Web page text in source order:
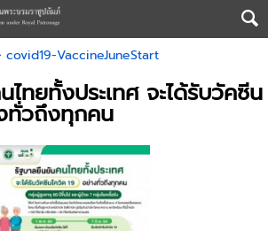
covid19-VaccineJuneStart
ทยทั้งประเทศ จะได้รับวัคซีน
ทั่วถึงทุกคน